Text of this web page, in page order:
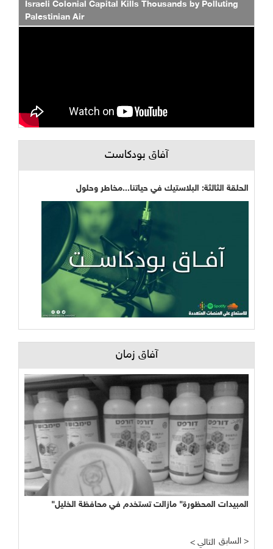
Israeli Colonial Capital Kills Thousands by Polluting
Palestinian Air
آفاق بودكاست
الحلقة الثالثة: البلاستيك في حياتنا...مخاطر وحلول
آفاق زمان
"المبيدات المحظورة" مازالت تستخدم في محافظة الخليل
< التالي السابق >